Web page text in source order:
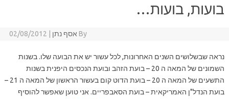
בועות, בועות…
By אסף נתן 02/08/2012
נראה שבשלושים השנים האחרונות, לכל עשור יש את הבועה שלו. בשנות
השמונים של המאה ה 20 – בועת הזהב ובועת הנכסים היפנית בשנות
התשעים של המאה ה 20 – בועת הדוט קום בעשור הראשון של המאה ה 21 –
בועת הנדל"ן האמריקאית – בועת הסאבפריים. אני טוען שאפשר להוסיף